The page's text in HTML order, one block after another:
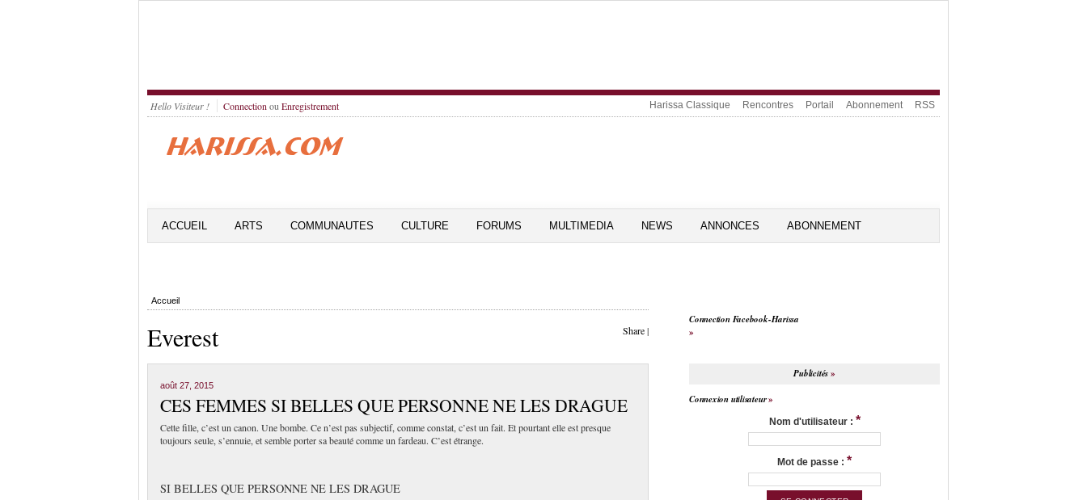
Hello Visiteur ! Connection ou Enregistrement Harissa Classique Rencontres Portail Abonnement RSS
ACCUEIL ARTS COMMUNAUTES CULTURE FORUMS MULTIMEDIA NEWS ANNONCES ABONNEMENT
Accueil
Share|
Everest
août 27, 2015
CES FEMMES SI BELLES QUE PERSONNE NE LES DRAGUE
Cette fille, c’est un canon. Une bombe. Ce n’est pas subjectif, comme constat, c’est un fait. Et pourtant elle est presque
toujours seule, s’ennuie, et semble porter sa beauté comme un fardeau. C’est étrange.
SI BELLES QUE PERSONNE NE LES DRAGUE
Connection Facebook-Harissa
Publicités
Connexion utilisateur
Nom d'utilisateur : *
Mot de passe : *